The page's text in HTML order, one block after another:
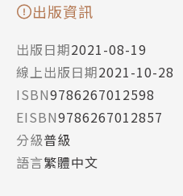
出版資訊
出版日期2021-08-19
線上出版日期2021-10-28
ISBN9786267012598
EISBN9786267012857
分級普級
語言繁體中文